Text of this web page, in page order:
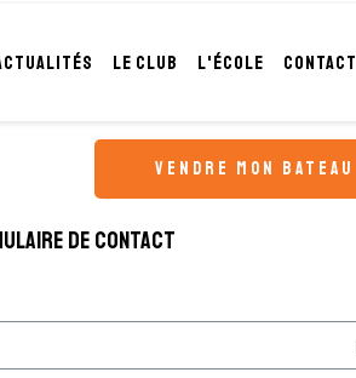
LE CLUB L'ÉCOLE CONTACT
vendre mon bateau
de contact